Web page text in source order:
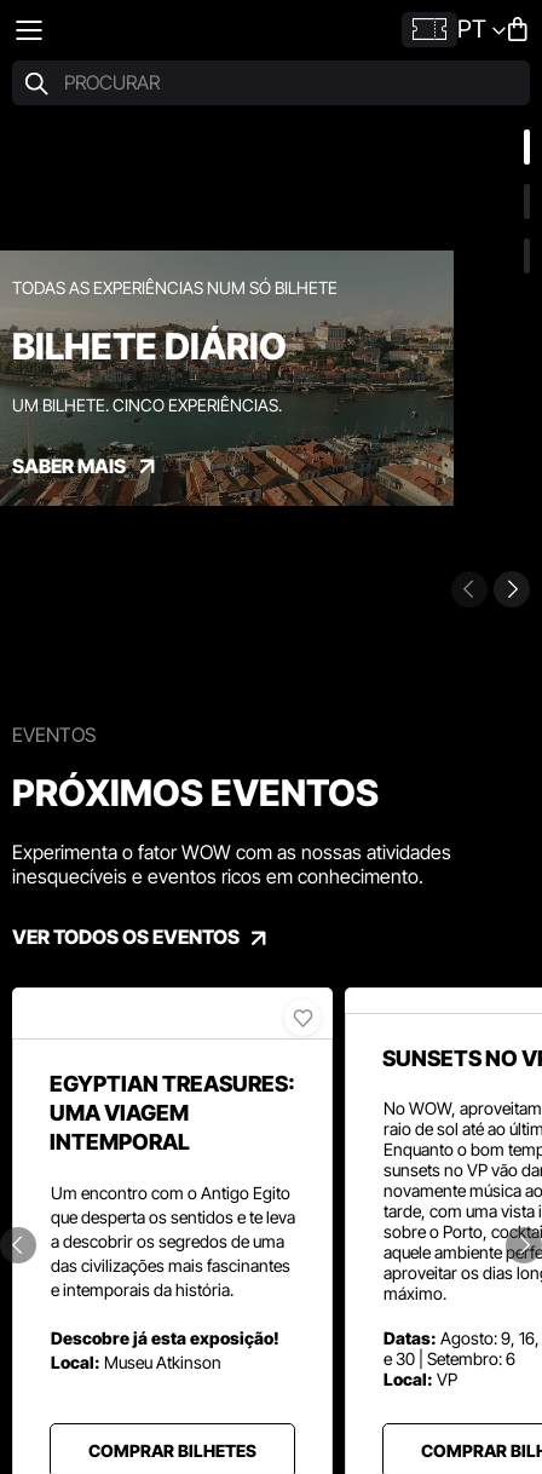
PT
TODAS AS EXPERIÊNCIAS NUM SÓ BILHETE
BILHETE DIÁRIO
UM BILHETE. CINCO EXPERIÊNCIAS.
SABER MAIS
EVENTOS
PRÓXIMOS EVENTOS
Experimenta o fator WOW com as nossas atividades
inesquecíveis e eventos ricos em conhecimento.
VER TODOS OS EVENTOS
EGYPTIAN TREASURES:
UMA VIAGEM
INTEMPORAL
Um encontro com oAntigo Egito
que desperta os sentidos e te leva
a descobrir os segredos de uma
das civilizações mais fascinantes
e intemporais da história.
Descobre já esta exposição!
Local: MuseuAtkinson
COMPRAR BILHETES
SUNSETS NO
No WOW,
raio de sol até ao
Enquanto o bom
sunsets no VP vão
novamente música
tarde, com uma vista
sobre o Porto,
aquele ambiente
aproveitar os dias
máximo.
Datas: Agosto: 9,
e 30 | Setembro: 6
Local: VP
COMPRAR